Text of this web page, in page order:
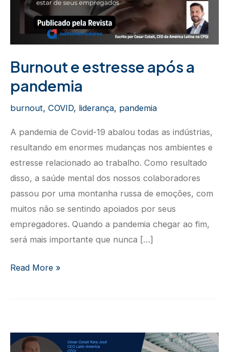
Burnout e estresse após a
pandemia
burnout, COVID, liderança, pandemia
A pandemia de Covid-19 abalou todas as indústrias,
resultando em enormes mudanças nos ambientes e
estresse relacionado ao trabalho. Como resultado
disso, a saúde mental dos nossos colaboradores
passou por uma montanha russa de emoções, com
muitos não se sentindo apoiados por seus
empregadores. Quando a pandemia chegar ao fim,
será mais importante que nunca […]
Burnout
pandemia
Read More »